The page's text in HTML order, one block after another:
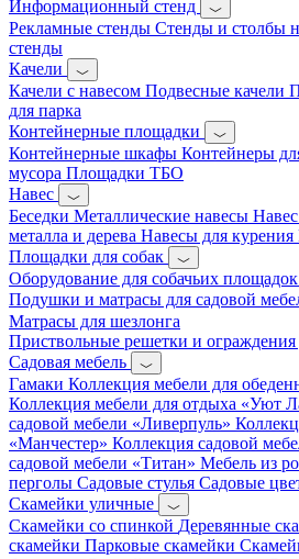
Информационный стенд
Рекламные стенды Стенды и столбы
стенды
Качели
Качели с навесом Подвесные качели
для парка
Контейнерные площадки
Контейнерные шкафы Контейнеры
мусора Площадки ТБО
Навес
Беседки Металлические навесы Навес
металла и дерева Навесы для курения
Площадки для собак
Оборудование для собачьих площадок
Подушки и матрасы для садовой
Матрасы для шезлонга
Приствольные решетки и ограждения
Садовая мебель
Гамаки Коллекция мебели для
Коллекция мебели для отдыха «Уют
садовой мебели «Ливерпуль»
«Манчестер» Коллекция садовой
садовой мебели «Титан» Мебель из
перголы Садовые стулья Садовые
Скамейки уличные
Скамейки со спинкой Деревянные
скамейки Парковые скамейки